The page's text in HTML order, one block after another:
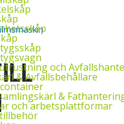
och
& Avfallsbehållare
&
och arbetsplattformar